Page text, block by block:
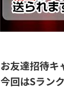
お友達招待キ
今回はSラン